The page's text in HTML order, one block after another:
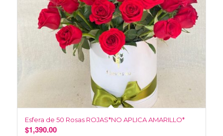
Esfera de 50 Rosas ROJAS*NO APLICA AMARILLO*
$1,390.00